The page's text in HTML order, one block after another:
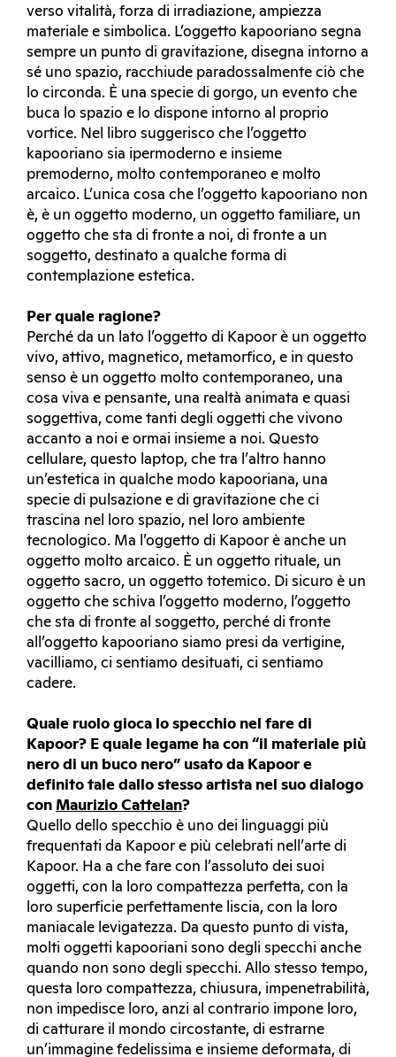
verso vitalità, forza di irradiazione, ampiezza
materiale e simbolica. L’oggetto kapooriano segna
sempre un punto di gravitazione, disegna intorno a
sé uno spazio, racchiude paradossalmente ciò che
lo circonda. È una specie di gorgo, un evento che
buca lo spazio e lo dispone intorno al proprio
vortice. Nel libro suggerisco che l’oggetto
kapooriano sia ipermoderno e insieme
premoderno, molto contemporaneo e molto
arcaico. L’unica cosa che l’oggetto kapooriano non
è, è un oggetto moderno, un oggetto familiare, un
oggetto che sta di fronte a noi, di fronte a un
soggetto, destinato a qualche forma di
contemplazione estetica.
Per quale ragione?
Perché da un lato l’oggetto di Kapoor è un oggetto
vivo, attivo, magnetico, metamorfico, e in questo
senso è un oggetto molto contemporaneo, una
cosa viva e pensante, una realtà animata e quasi
soggettiva, come tanti degli oggetti che vivono
accanto a noi e ormai insieme a noi. Questo
cellulare, questo laptop, che tra l’altro hanno
un’estetica in qualche modo kapooriana, una
specie di pulsazione e di gravitazione che ci
trascina nel loro spazio, nel loro ambiente
tecnologico. Ma l’oggetto di Kapoor è anche un
oggetto molto arcaico. È un oggetto rituale, un
oggetto sacro, un oggetto totemico. Di sicuro è un
oggetto che schiva l’oggetto moderno, l’oggetto
che sta di fronte al soggetto, perché di fronte
all’oggetto kapooriano siamo presi da vertigine,
vacilliamo, ci sentiamo desituati, ci sentiamo
cadere.
Quale ruolo gioca lo specchio nel fare di
Kapoor? E quale legame ha con “il materiale più
nero di un buco nero” usato da Kapoor e
definito tale dallo stesso artista nel suo dialogo
con Maurizio Cattelan?
Quello dello specchio è uno dei linguaggi più
frequentati da Kapoor e più celebrati nell’arte di
Kapoor. Ha a che fare con l’assoluto dei suoi
oggetti, con la loro compattezza perfetta, con la
loro superficie perfettamente liscia, con la loro
maniacale levigatezza. Da questo punto di vista,
molti oggetti kapooriani sono degli specchi anche
quando non sono degli specchi. Allo stesso tempo,
questa loro compattezza, chiusura, impenetrabilità,
non impedisce loro, anzi al contrario impone loro,
di catturare il mondo circostante, di estrarne
un’immagine fedelissima e insieme deformata, di